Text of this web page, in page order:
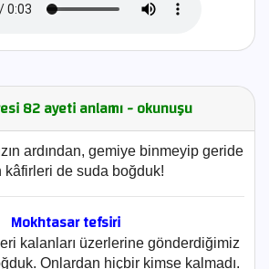
82 ayeti anlamı - okunuşu
ardından, gemiye binmeyip geride
kâfirleri de suda boğduk!
Mokhtasar tefsiri
kalanları üzerlerine gönderdiğimiz
Onlardan hiçbir kimse kalmadı.